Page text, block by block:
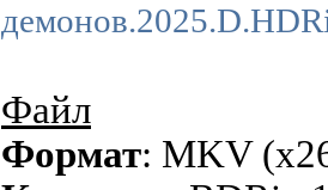
Файл
Формат: MKV